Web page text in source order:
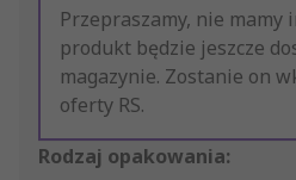
Przepraszamy, nie mamy
produkt będzie jeszcze
magazynie. Zostanie on
oferty RS.
Rodzaj opakowania: